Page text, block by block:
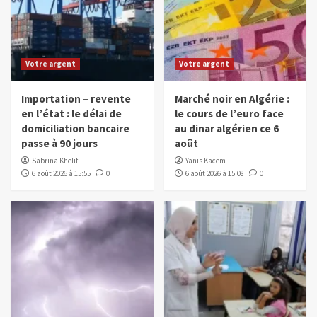
Votre argent
Importation – revente
en l’état : le délai de
domiciliation bancaire
passe à 90 jours
Sabrina Khelifi
6 août 2026 à 15:55
0
Votre argent
Marché noir en Algérie :
le cours de l’euro face
au dinar algérien ce 6
août
Yanis Kacem
6 août 2026 à 15:08
0